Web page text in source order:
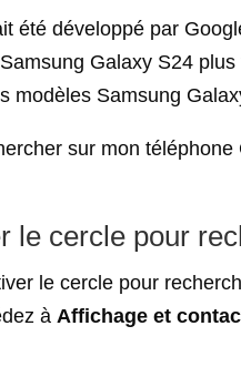
été développé par
Galaxy S24
modèles Samsung
sur mon
le cercle pour
le cercle pour
à Affichage et